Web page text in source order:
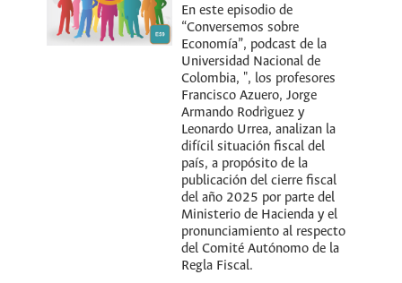
En este episodio de
“Conversemos sobre
Economía”, podcast de la
Universidad Nacional de
Colombia, ", los profesores
Francisco Azuero, Jorge
Armando Rodrìguez y
Leonardo Urrea, analizan la
difícil situación fiscal del
país, a propósito de la
publicación del cierre fiscal
del año 2025 por parte del
Ministerio de Hacienda y el
pronunciamiento al respecto
del Comité Autónomo de la
Regla Fiscal.